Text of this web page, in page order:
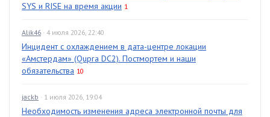
SYS и RISE на время акции 1
Alik46 · 4 июля 2026, 22:40
Инцидент с охлаждением в дата-центре локации
«Амстердам» (Qupra DC2). Постмортем и наши
обязательства 10
jackb · 1 июля 2026, 19:04
Необходимость изменения адреса электронной почты для